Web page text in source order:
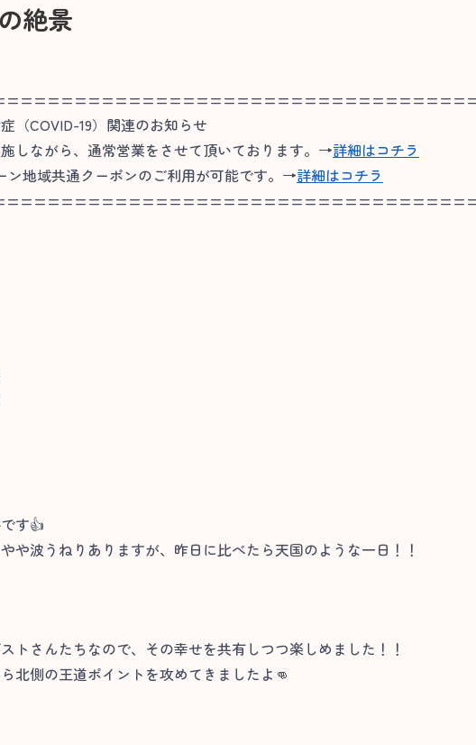
絶景
（COVID-19）関連のお知らせ
しながら、通常営業をさせて頂いております。→詳細はコチラ
ン地域共通クーポンのご利用が可能です。→詳細はコチラ
す👍
や波うねりありますが、昨日に比べたら天国のような一日！！
トさんたちなので、その幸せを共有しつつ楽しめました！！
北側の王道ポイントを攻めてきましたよ👊